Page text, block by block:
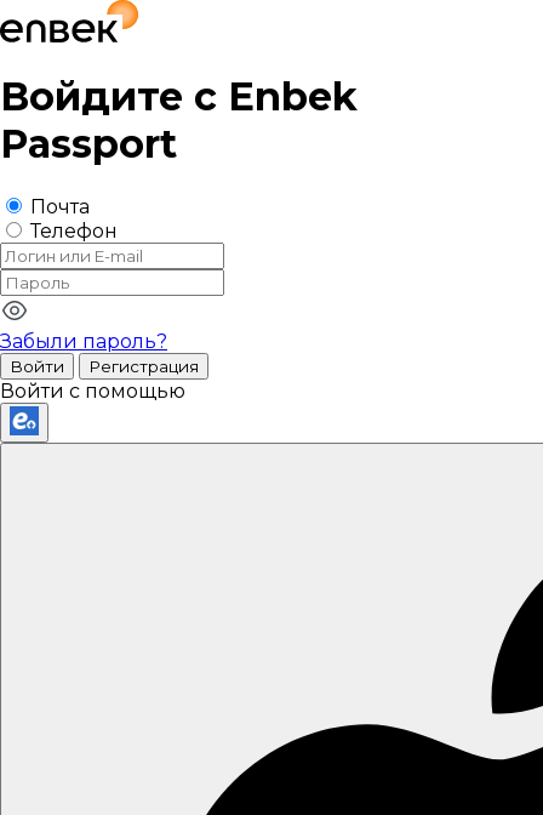
Войдите с Enbek
Passport
Почта
Телефон
Забыли пароль?
Войти Регистрация
Войти с помощью